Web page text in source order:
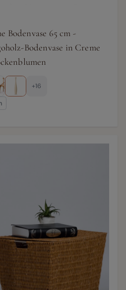
Bodenvase 65 cm -
Bodenvase in Creme
+16